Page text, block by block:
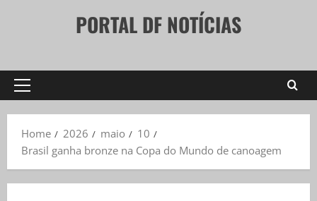
PORTAL DF NOTÍCIAS
Primary
Home
2026 maio
10
Brasil ganha bronze na Copa do Mundo de canoagem